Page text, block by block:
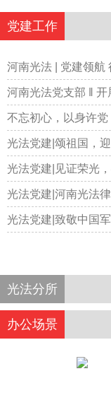
党建工作
河南光法 | 党建领航
河南光法党支部 ‖ 开
议，倡导春节期间少
不忘初心，以身许党
光法党建|颂祖国，
事务所隆重召开国
光法党建|见证荣光
律师事务所律师集
光法党建|河南光法
有规范，学习践行记
光法党建|致敬中国
光法分所
办公场景